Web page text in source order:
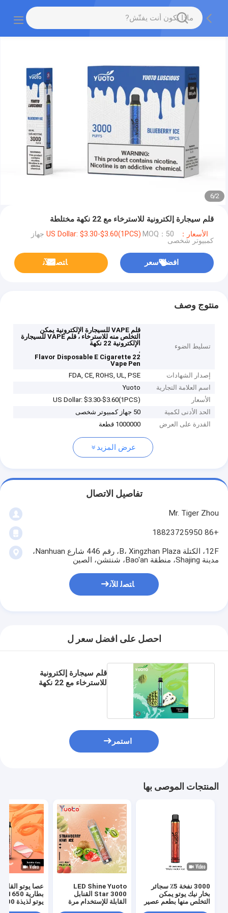
2
/
6
قلم سيجارة إلكترونية للاسترخاء مع 22 نكهة مختلطة
الأسعار：US Dollar: $3.30-$3.60(1PCS) MOQ：50 جهاز
كمبيوتر شخصى
افضل سعر ﺎﺘﺼﻟ ﺍﻶﻧ
منتوج وصف
تسليط الضوء
قلم VAPE للسيجارة الإلكترونية يمكن
التخلص منه للاسترخاء ، قلم VAPE للسيجارة
الإلكترونية 22 نكهة
,
22 Flavor Disposable E Cigarette
Vape Pen
إصدار الشهادات
FDA, CE, ROHS, UL, PSE
اسم العلامة التجارية
Yuoto
الأسعار
US Dollar: $3.30-$3.60(1PCS)
الحد الأدنى لكمية
50 جهاز كمبيوتر شخصى
القدرة على العرض
1000000 قطعة
عرض المزيد
تفاصيل الاتصال
Mr. Tiger Zhou
+86 18823725950
12F، الكتلة B، Xingzhan Plaza، رقم 446 شارع Nanhuan،
مدينة Shajing، منطقة Bao'an، شنتشن، الصين
ﺎﺘﺼﻟ ﺍﻶﻧ
احصل على افضل سعر ل
قلم سيجارة إلكترونية
للاسترخاء مع 22 نكهة
استمر
المنتجات الموصى بها
3000 نفخة 5٪ سجائر
بخار نيك يوتو يمكن
التخلص منها بطعم عصير
LED Shine Yuoto
Star 3000 القنابل
القابلة للإستخدام مرة
عصا يوتو